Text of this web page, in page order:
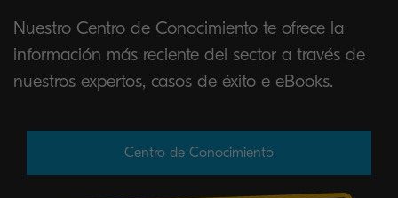
Nuestro Centro de Conocimiento te ofrece la
información más reciente del sector a través de
nuestros expertos, casos de éxito e eBooks.
Centro de Conocimiento